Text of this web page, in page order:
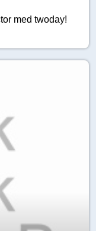
med twoday!